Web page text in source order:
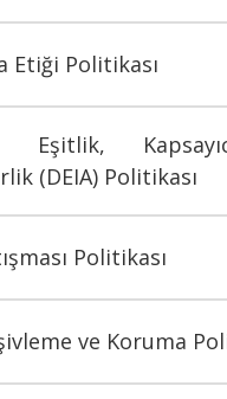
Etiği Politikası
Eşitlik,
(DEIA) Politikası
Politikası
ve Koruma